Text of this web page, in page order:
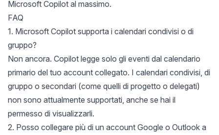
Microsoft Copilot al massimo.
FAQ
1. Microsoft Copilot supporta i calendari condivisi o di
gruppo?
Non ancora. Copilot legge solo gli eventi dal calendario
primario del tuo account collegato. I calendari condivisi, di
gruppo o secondari (come quelli di progetto o delegati)
non sono attualmente supportati, anche se hai il
permesso di visualizzarli.
2. Posso collegare più di un account Google o Outlook a